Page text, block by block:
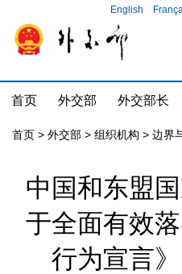
English
首页 外交部 外交部长
首页 > 外交部 > 组织机构 > 边界
中国和东盟
于全面有效
行为宣言